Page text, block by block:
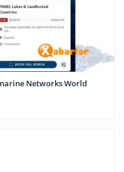
Networks World